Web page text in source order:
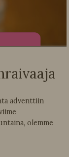
adventtiin
olemme